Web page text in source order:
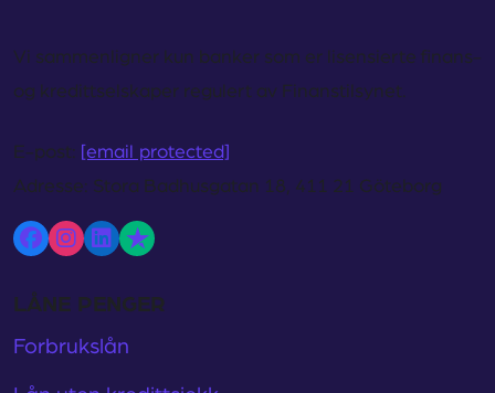
Vi sammenligner kun banker som er lisensierte finans-
og kredittselskaper regulert av Finanstilsynet.
E-post: [email protected]
Adresse: Stora Badhusgatan 18, 411 21 Göteborg
LÅNE PENGER
Forbrukslån